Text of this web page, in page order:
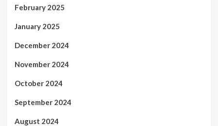
February 2025
January 2025
December 2024
November 2024
October 2024
September 2024
August 2024